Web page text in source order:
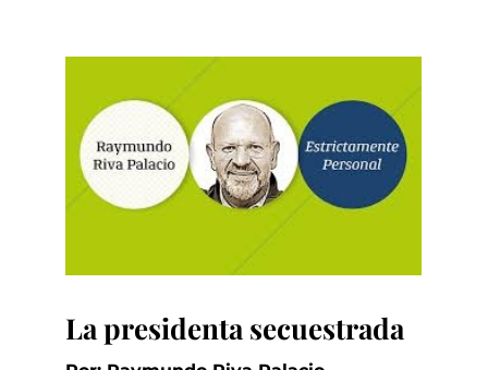
La presidenta secuestrada